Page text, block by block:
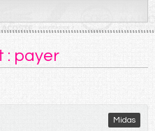
: payer
Midas